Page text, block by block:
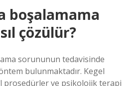
boşalamama
çözülür?
sorununun tedavisinde
bulunmaktadır. Kegel
prosedürler ve psikolojik terapi